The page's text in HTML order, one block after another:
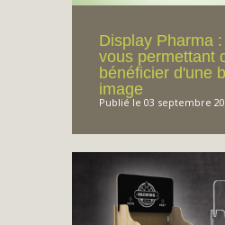
Display Pharma
vous permettant
bénéficier d'une
image
Publié le 03 septembre